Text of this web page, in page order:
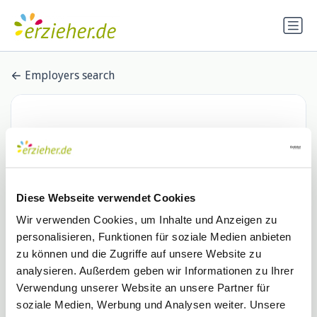
Diese Webseite verwendet Cookies
Wir verwenden Cookies, um Inhalte und Anzeigen zu
personalisieren, Funktionen für soziale Medien anbieten
zu können und die Zugriffe auf unsere Website zu
analysieren. Außerdem geben wir Informationen zu Ihrer
Verwendung unserer Website an unsere Partner für
soziale Medien, Werbung und Analysen weiter. Unsere
Employers search
Arbeiter-Samariter-Bund
Landesverband Hessen e.V.
1 Stellenangebot de.indeed.com